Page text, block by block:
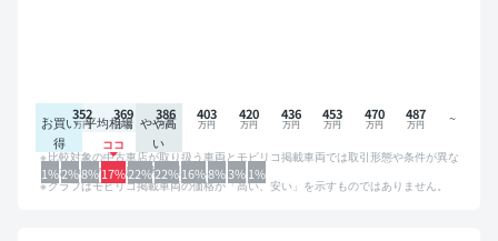
お買い
得
平均相場 やや高
い
1%2%8%17%22%22%16%8%3%1%
352 369 386 403 420 436 453 470 487
比較対象の中古車店が取り扱う車両とモビリコ掲載車両では取引形態や条件が異な
るため、グラフは参考情報です。
グラフはモビリコ掲載車両の価格が「高い、安い」を示すものではありません。